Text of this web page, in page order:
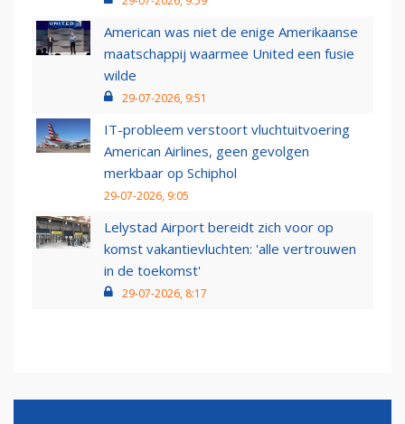
American was niet de enige Amerikaanse
maatschappij waarmee United een fusie
wilde
29-07-2026, 9:51
IT-probleem verstoort vluchtuitvoering
American Airlines, geen gevolgen
merkbaar op Schiphol
29-07-2026, 9:05
Lelystad Airport bereidt zich voor op
komst vakantievluchten: 'alle vertrouwen
in de toekomst'
29-07-2026, 8:17